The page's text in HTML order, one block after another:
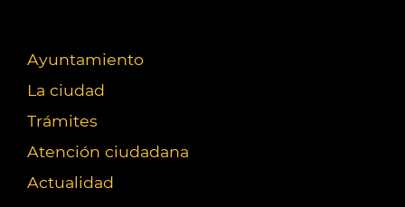
Ayuntamiento
La ciudad
Trámites
Atención ciudadana
Actualidad